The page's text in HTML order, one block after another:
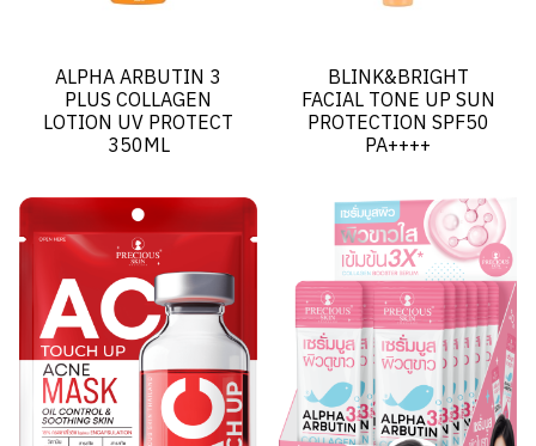
ALPHA ARBUTIN 3
PLUS COLLAGEN
LOTION UV PROTECT
350ML
BLINK&BRIGHT
FACIAL TONE UP SUN
PROTECTION SPF50
PA++++